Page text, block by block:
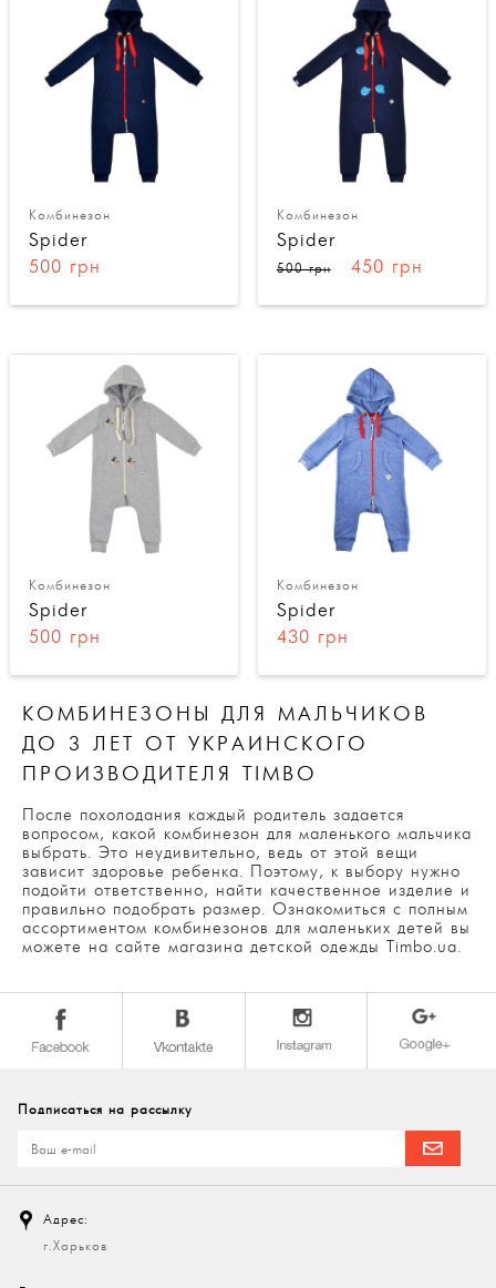
Комбинезон
Spider
500 грн
Комбинезон
Spider
500 грн 450 грн
Комбинезон
Spider
500 грн
Комбинезон
Spider
430 грн
КОМБИНЕЗОНЫ ДЛЯ МАЛЬЧИКОВ
ДО 3 ЛЕТ ОТ УКРАИНСКОГО
ПРОИЗВОДИТЕЛЯ TIMBO
После похолодания каждый родитель задается
вопросом, какой комбинезон для маленького мальчика
выбрать. Это неудивительно, ведь от этой вещи
зависит здоровье ребенка. Поэтому, к выбору нужно
подойти ответственно, найти качественное изделие и
правильно подобрать размер. Ознакомиться с полным
ассортиментом комбинезонов для маленьких детей вы
можете на сайте магазина детской одежды Timbo.ua.
Перед тем, как совершить покупку, необходимо
определиться с характеристиками, которые нужны для
нашего ребенка.
ПРИ ВЫБОРЕ ИЗДЕЛИЯ УЧИТЫВАЙТЕ СЛЕДУЮЩИЕ
возраст ребенка;
насколько он активный;
в каких климатических условиях будет
использоваться вещи;
окружение, в котором будет находиться малыш во
Подписаться на рассылку
Адрес:
г.Харьков